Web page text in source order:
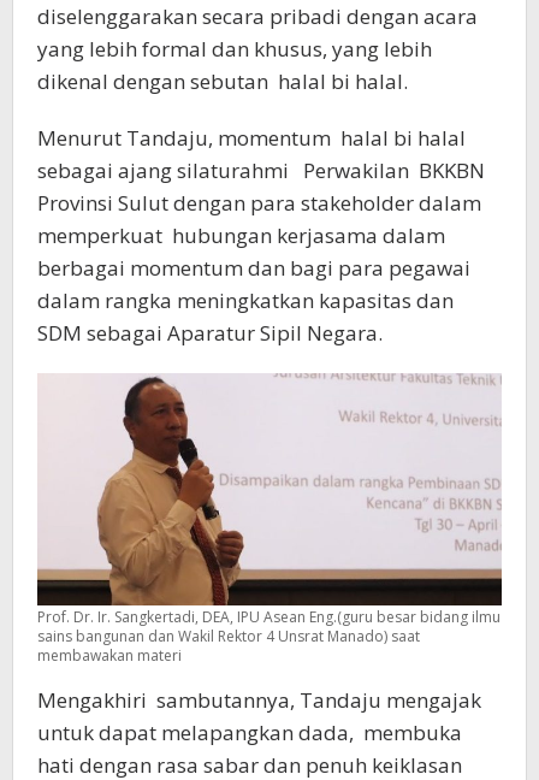
diselenggarakan secara pribadi dengan acara
yang lebih formal dan khusus, yang lebih
dikenal dengan sebutan halal bi halal.
Menurut Tandaju, momentum halal bi halal
sebagai ajang silaturahmi Perwakilan BKKBN
Provinsi Sulut dengan para stakeholder dalam
memperkuat hubungan kerjasama dalam
berbagai momentum dan bagi para pegawai
dalam rangka meningkatkan kapasitas dan
SDM sebagai Aparatur Sipil Negara.
Prof. Dr. Ir. Sangkertadi, DEA, IPU Asean Eng.(guru besar bidang ilmu
sains bangunan dan Wakil Rektor 4 Unsrat Manado) saat
membawakan materi
Mengakhiri sambutannya, Tandaju mengajak
untuk dapat melapangkan dada, membuka
hati dengan rasa sabar dan penuh keiklasan